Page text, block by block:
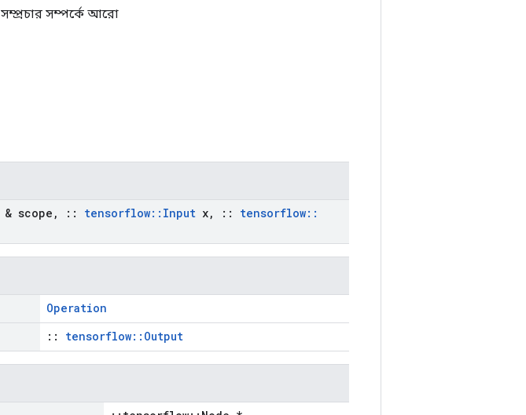
সম্প্রচার সম্পর্কে আরো
& scope , :: tensorflow:: Input x, :: tensorflow::
Operation
:: tensorflow::Output